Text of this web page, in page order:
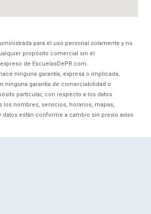
para el uso personal solamente y no
propósito comercial sin el
de EscuelasDePR.com.
ninguna garantía, expresa o implicada,
ninguna garantía de comerciabilidad o
particular, con respecto a los datos
los nombres, servicios, horarios, mapas,
están conforme a cambio sin previo aviso.